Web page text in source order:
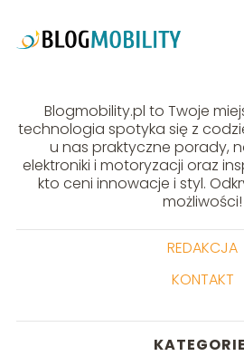
Blogmobility.pl to Twoje
technologia spotyka się z
u nas praktyczne porady,
elektroniki i motoryzacji oraz
kto ceni innowacje i styl.
możliwości!
REDAKCJA
KONTAKT